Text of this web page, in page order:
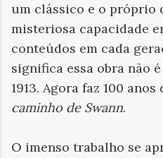
um clássico e o próprio
misteriosa capacidade
conteúdos em cada
significa essa obra não
1913. Agora faz 100
caminho de Swann.
O imenso trabalho se